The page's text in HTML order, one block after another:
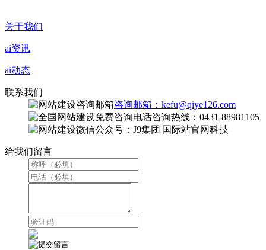
关于我们
ai资讯
ai动态
联系我们
咨询邮箱：kefu@qiye126.com
咨询热线：0431-88981105
微信公众号：J9集团|国际站官网科技
给我们留言